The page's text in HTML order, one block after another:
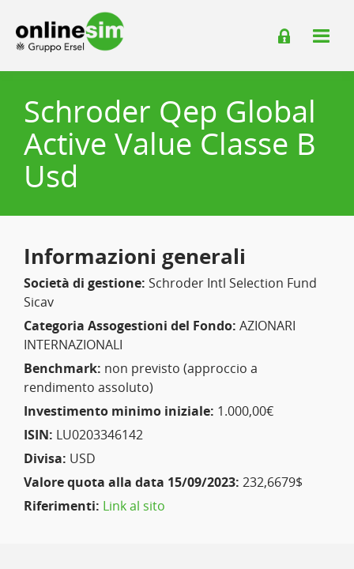
Schroder Qep Global
Active Value Classe B
Usd
Informazioni generali
Società di gestione: Schroder Intl Selection Fund
Sicav
Categoria Assogestioni del Fondo: AZIONARI
INTERNAZIONALI
Benchmark: non previsto (approccio a
rendimento assoluto)
Investimento minimo iniziale: 1.000,00€
ISIN: LU0203346142
Divisa: USD
Valore quota alla data 15/09/2023: 232,6679$
Riferimenti: Link al sito